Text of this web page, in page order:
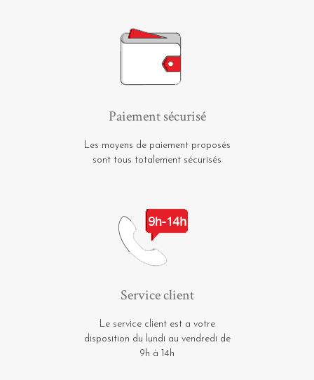
Paiement sécurisé
Les moyens de paiement proposés
sont tous totalement sécurisés
Service client
Le service client est a votre
disposition du lundi au vendredi de
9h à 14h